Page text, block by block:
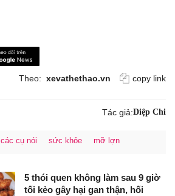
Theo: xevathethao.vn copy link
Tác giả:Diệp Chi
các cụ nói sức khỏe mỡ lợn
5 thói quen không làm sau 9 giờ
tối kẻo gây hại gan thận, hối